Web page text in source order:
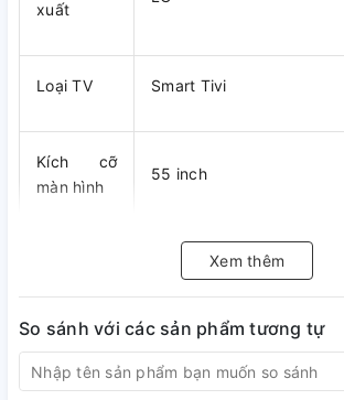
xuất
Loại TV Smart Tivi
Kích cỡ
màn hình
55 inch
Màn hình phẳng
Độ phân
giải
Ultra HD 4K (3840 x 2160)
Xem thêm
So sánh với các sản phẩm tương tự